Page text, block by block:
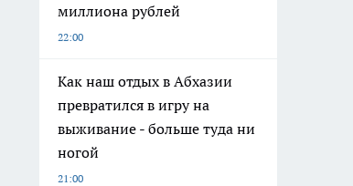
миллиона рублей
22:00
Как наш отдых в Абхазии
превратился в игру на
выживание - больше туда ни
ногой
21:00